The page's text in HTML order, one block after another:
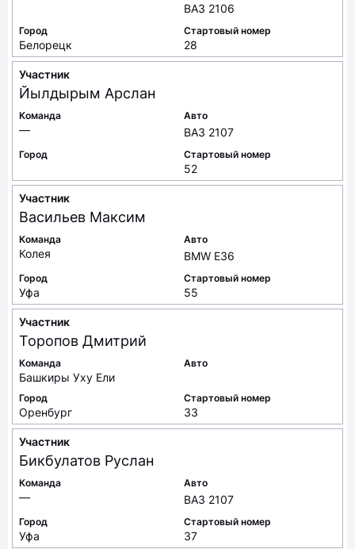
ВАЗ 2106
Город
Белорецк
Стартовый номер
28
Участник
Йылдырым Арслан
Команда
—
Авто
ВАЗ 2107
Город Стартовый номер
52
Участник
Васильев Максим
Команда
Колея
Авто
BMW E36
Город
Уфа
Стартовый номер
55
Участник
Торопов Дмитрий
Команда
Башкиры Уху Ели
Авто
Город
Оренбург
Стартовый номер
33
Участник
Бикбулатов Руслан
Команда
—
Авто
ВАЗ 2107
Город
Уфа
Стартовый номер
37